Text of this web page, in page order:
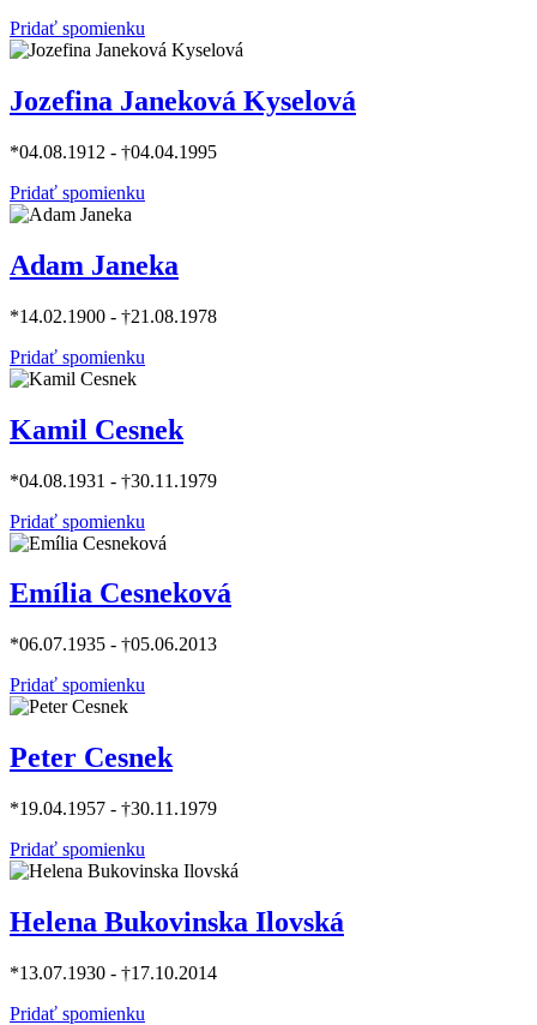
Pridať spomienku
Jozefina Janeková Kyselová
*04.08.1912 - †04.04.1995
Pridať spomienku
Adam Janeka
*14.02.1900 - †21.08.1978
Pridať spomienku
Kamil Cesnek
*04.08.1931 - †30.11.1979
Pridať spomienku
Emília Cesneková
*06.07.1935 - †05.06.2013
Pridať spomienku
Peter Cesnek
*19.04.1957 - †30.11.1979
Pridať spomienku
Helena Bukovinska Ilovská
*13.07.1930 - †17.10.2014
Pridať spomienku